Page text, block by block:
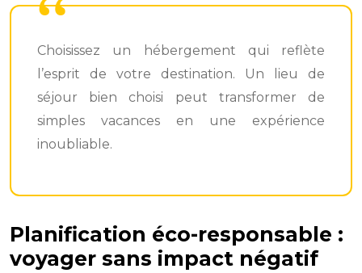
Choisissez un hébergement qui reflète
l’esprit de votre destination. Un lieu de
séjour bien choisi peut transformer de
simples vacances en une expérience
inoubliable.
Planification éco-responsable :
voyager sans impact négatif